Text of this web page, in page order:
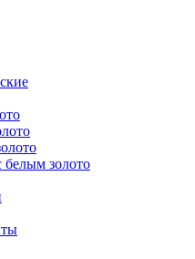
белым золото